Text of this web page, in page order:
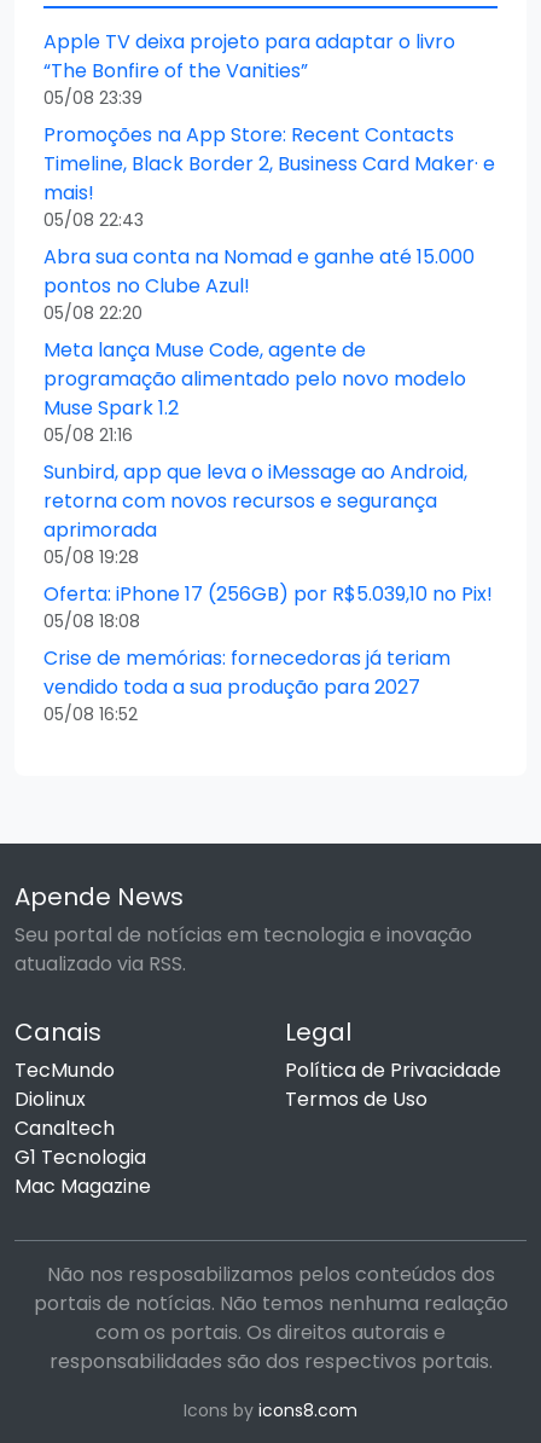
Apple TV deixa projeto para adaptar o livro
“The Bonfire of the Vanities”
05/08 23:39
Promoções na App Store: Recent Contacts
Timeline, Black Border 2, Business Card Maker· e
mais!
05/08 22:43
Abra sua conta na Nomad e ganhe até 15.000
pontos no Clube Azul!
05/08 22:20
Meta lança Muse Code, agente de
programação alimentado pelo novo modelo
Muse Spark 1.2
05/08 21:16
Sunbird, app que leva o iMessage ao Android,
retorna com novos recursos e segurança
aprimorada
05/08 19:28
Oferta: iPhone 17 (256GB) por R$5.039,10 no Pix!
05/08 18:08
Crise de memórias: fornecedoras já teriam
vendido toda a sua produção para 2027
05/08 16:52
Apende News
Seu portal de notícias em tecnologia e inovação
atualizado via RSS.
Canais
TecMundo
Diolinux
Canaltech
G1 Tecnologia
Mac Magazine
Legal
Política de Privacidade
Termos de Uso
Não nos resposabilizamos pelos conteúdos dos
portais de notícias. Não temos nenhuma realação
com os portais. Os direitos autorais e
responsabilidades são dos respectivos portais.
Icons by icons8.com